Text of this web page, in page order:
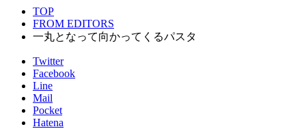
TOP
FROM EDITORS
一丸となって向かってくるパスタ
Twitter
Facebook
Line
Mail
Pocket
Hatena